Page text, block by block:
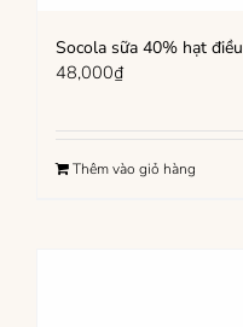
Socola sữa 40% hạt điều
48,000₫
Thêm vào giỏ hàng